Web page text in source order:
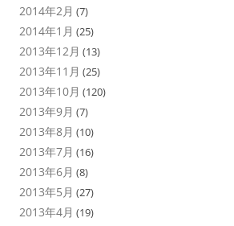
2014年2月 (7)
2014年1月 (25)
2013年12月 (13)
2013年11月 (25)
2013年10月 (120)
2013年9月 (7)
2013年8月 (10)
2013年7月 (16)
2013年6月 (8)
2013年5月 (27)
2013年4月 (19)